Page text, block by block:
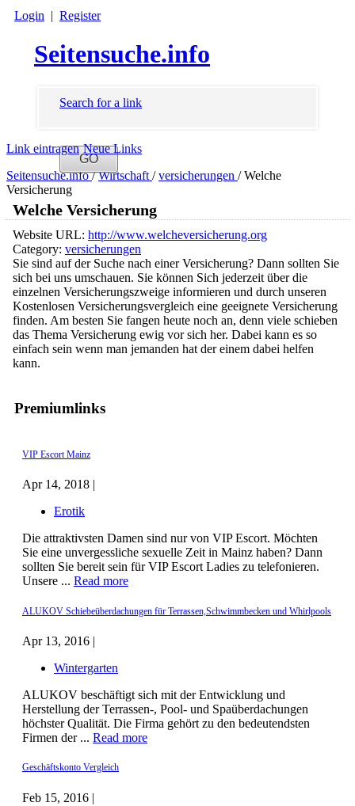
Login | Register
Seitensuche.info
Search for a link
Link eintragen Neue Links
Seitensuche.info/ Wirtschaft/ versicherungen / Welche
Versicherung
Premiumlinks
VIP Escort Mainz
Apr 14, 2018 |
Erotik
Die attraktivsten Damen sind nur von VIP Escort. Möchten
Sie eine unvergessliche sexuelle Zeit in Mainz haben? Dann
sollten Sie bereit sein für VIP Escort Ladies zu telefonieren.
Unsere ... Read more
ALUKOV Schiebeüberdachungen für Terrassen,Schwimmbecken und Whirlpools
Apr 13, 2016 |
Wintergarten
ALUKOV beschäftigt sich mit der Entwicklung und
Herstellung der Terrassen-, Pool- und Spaüberdachungen
höchster Qualität. Die Firma gehört zu den bedeutendsten
Firmen der ... Read more
Geschäftskonto Vergleich
Feb 15, 2016 |
Welche Versicherung
Website URL: http://www.welcheversicherung.org
Category: versicherungen
Sie sind auf der Suche nach einer Versicherung? Dann sollten Sie
sich bei uns umschauen. Sie können Sich jederzeit über die
einzelnen Versicherungszweige informieren und durch unseren
Kostenlosen Versicherungsvergleich eine geeignete Versicherung
finden. Am besten Sie fangen heute noch an, denn viele schieben
das Thema Versicherung ewig vor sich her. Dabei kann es so
einfach sein wenn man jemanden hat der einem dabei helfen
kann.